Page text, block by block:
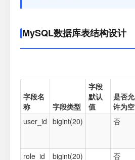
MySQL数据库表结构设计
字段名
称
字段类型
字段
默认
值
是否允
许为空
user_id bigint(20) 否
role_id
bigint(20) 否